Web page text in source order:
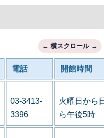
電話 開館時間
03-3413-
3396
火曜日から
ら午後5時